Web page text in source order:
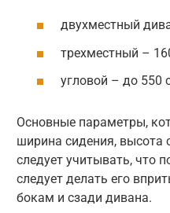
двухместный
трехместный –
угловой – до 550
Основные параметры,
ширина сидения, высота
следует учитывать, что
следует делать его
бокам и сзади дивана.